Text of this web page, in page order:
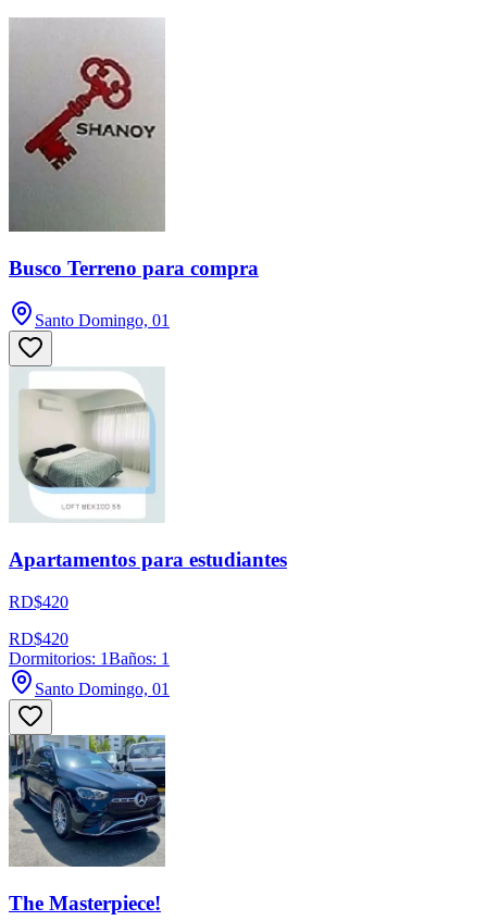
Busco Terreno para compra
Santo Domingo, 01
Apartamentos para estudiantes
RD$420
RD$420
Dormitorios: 1Baños: 1
Santo Domingo, 01
The Masterpiece!